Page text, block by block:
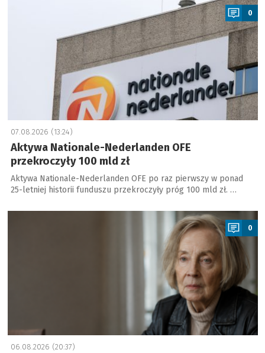
0
07.08.2026 (13:24)
Aktywa Nationale-Nederlanden OFE
przekroczyły 100 mld zł
Aktywa Nationale-Nederlanden OFE po raz pierwszy w ponad
25-letniej historii funduszu przekroczyły próg 100 mld zł. …
a
0
06.08.2026 (20:37)